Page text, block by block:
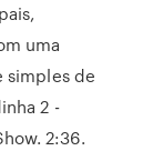
uma
simples de
2 -
2:36.